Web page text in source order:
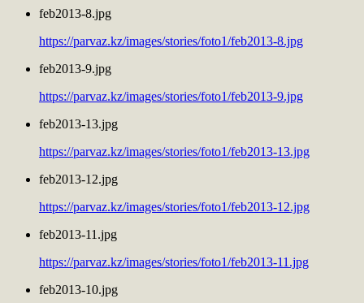
feb2013-8.jpg
https://parvaz.kz/images/stories/foto1/feb2013-8.jpg
feb2013-9.jpg
https://parvaz.kz/images/stories/foto1/feb2013-9.jpg
feb2013-13.jpg
https://parvaz.kz/images/stories/foto1/feb2013-13.jpg
feb2013-12.jpg
https://parvaz.kz/images/stories/foto1/feb2013-12.jpg
feb2013-11.jpg
https://parvaz.kz/images/stories/foto1/feb2013-11.jpg
feb2013-10.jpg